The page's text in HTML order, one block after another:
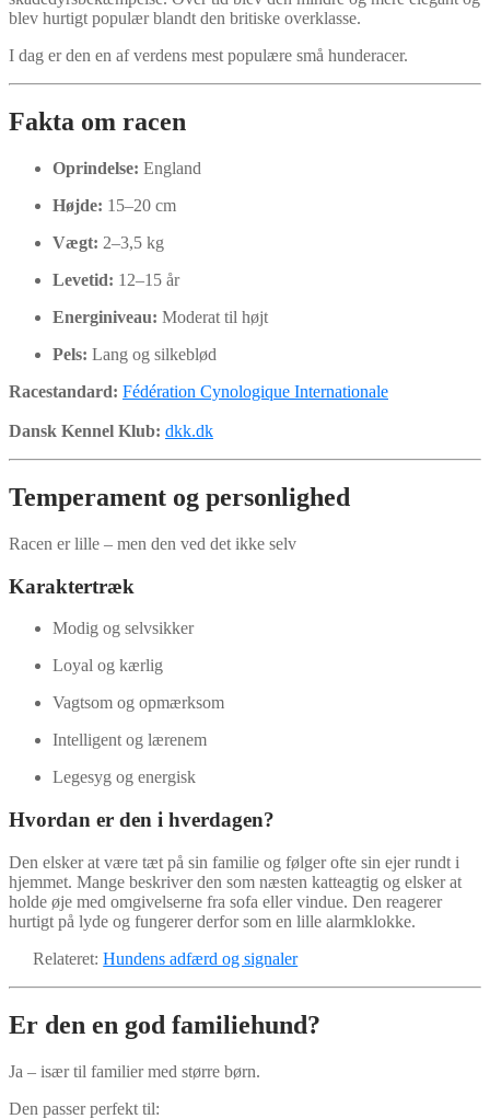
blev hurtigt populær blandt den britiske overklasse.
I dag er den en af verdens mest populære små hunderacer.
Fakta om racen
Oprindelse: England
Højde: 15–20 cm
Vægt: 2–3,5 kg
Levetid: 12–15 år
Energiniveau: Moderat til højt
Pels: Lang og silkeblød
Racestandard: Fédération Cynologique Internationale
Dansk Kennel Klub: dkk.dk
Temperament og personlighed
Racen er lille – men den ved det ikke selv
Karaktertræk
Modig og selvsikker
Loyal og kærlig
Vagtsom og opmærksom
Intelligent og lærenem
Legesyg og energisk
Hvordan er den i hverdagen?
Den elsker at være tæt på sin familie og følger ofte sin ejer rundt i
hjemmet. Mange beskriver den som næsten katteagtig og elsker at
holde øje med omgivelserne fra sofa eller vindue. Den reagerer
hurtigt på lyde og fungerer derfor som en lille alarmklokke.
Relateret:Hundens adfærd og signaler
Er den en god familiehund?
Ja – især til familier med større børn.
Den passer perfekt til: